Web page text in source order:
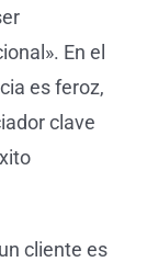
En el
es feroz,
clave
cliente es